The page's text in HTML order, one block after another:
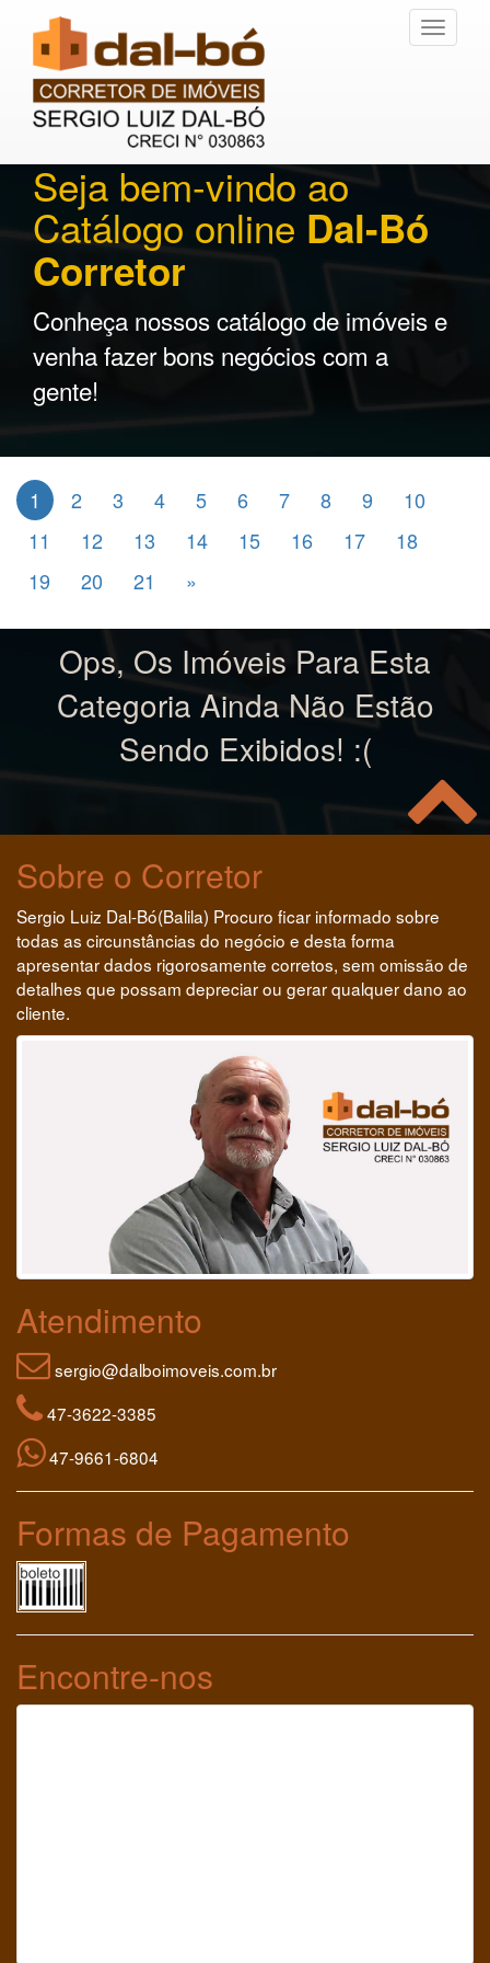
Toggle
Seja bem-vindo ao
Catálogo online Dal-Bó
Corretor
Conheça nossos catálogo de imóveis e
venha fazer bons negócios com a
gente!
1 2 3 4 5 6 7 8 9
10
11
12 13 14 15 16 17
18
19
20 21 »
Ops, Os Imóveis Para Esta
Categoria Ainda Não Estão
Sendo Exibidos! :(
Sobre o Corretor
Sergio Luiz Dal-Bó(Balila) Procuro ficar informado sobre
todas as circunstâncias do negócio e desta forma
apresentar dados rigorosamente corretos, sem omissão de
detalhes que possam depreciar ou gerar qualquer dano ao
cliente.
Atendimento
sergio@dalboimoveis.com.br
47-3622-3385
47-9661-6804
Formas de Pagamento
Encontre-nos